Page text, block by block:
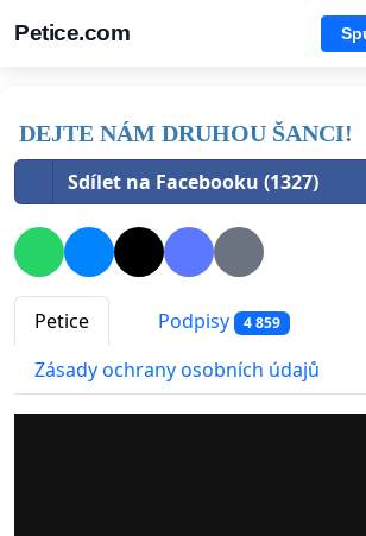
Petice.com
DEJTE NÁM DRUHOU ŠANCI!
Sdílet na Facebooku (1327)
Petice Podpisy 4 859
Zásady ochrany osobních údajů